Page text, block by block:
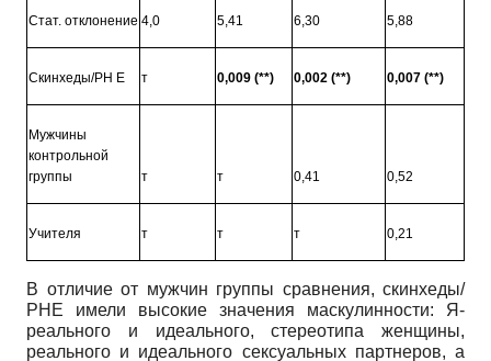
Стат. отклонение 4,0 5,41 6,30 5,88
Скинхеды/РН Е т 0,009 (**) 0,002 (**) 0,007 (**)
Мужчины
контрольной
группы
т т 0,41 0,52
Учителя т т т 0,21
В отличие от мужчин группы сравнения, скинхеды/
РНЕ имели высокие значения маскулинности: Я-
реального и идеального, стереотипа женщины,
реального и идеального сексуальных партнеров, а